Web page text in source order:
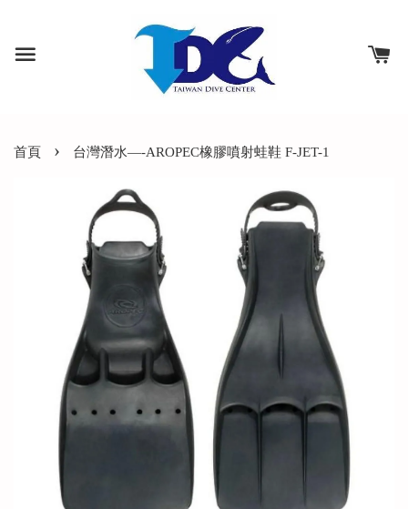
首頁 › 台灣潛水—-AROPEC橡膠噴射蛙鞋 F-JET-1